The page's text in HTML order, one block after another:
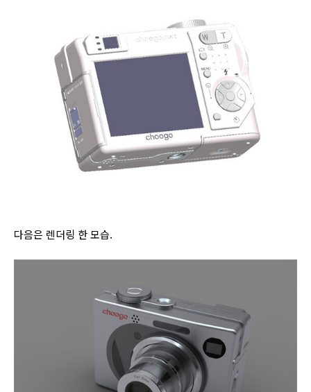
다음은 렌더링 한 모습.